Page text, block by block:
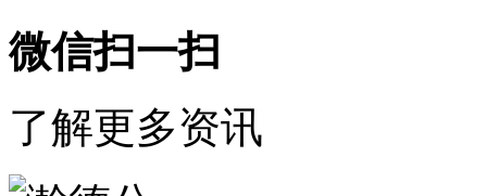
微信扫一扫
了解更多资讯